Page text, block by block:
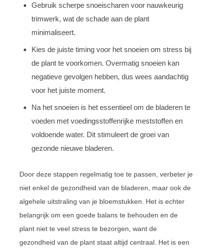
Gebruik scherpe snoeischaren voor nauwkeurig
trimwerk, wat de schade aan de plant
minimaliseert.
Kies de juiste timing voor het snoeien om stress bij
de plant te voorkomen. Overmatig snoeien kan
negatieve gevolgen hebben, dus wees aandachtig
voor het juiste moment.
Na het snoeien is het essentieel om de bladeren te
voeden met voedingsstoffenrijke meststoffen en
voldoende water. Dit stimuleert de groei van
gezonde nieuwe bladeren.
Door deze stappen regelmatig toe te passen, verbeter je
niet enkel de gezondheid van de bladeren, maar ook de
algehele uitstraling van je bloemstukken. Het is echter
belangrijk om een goede balans te behouden en de
plant niet te veel stress te bezorgen, want de
gezondheid van de plant staat altijd centraal. Het is een